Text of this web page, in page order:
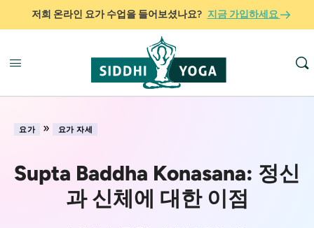
저희 온라인 요가 수업을 들어보셨나요? 지금 가입하세요
요가 » 요가 자세
Supta Baddha Konasana: 정신
과 신체에 대한 이점